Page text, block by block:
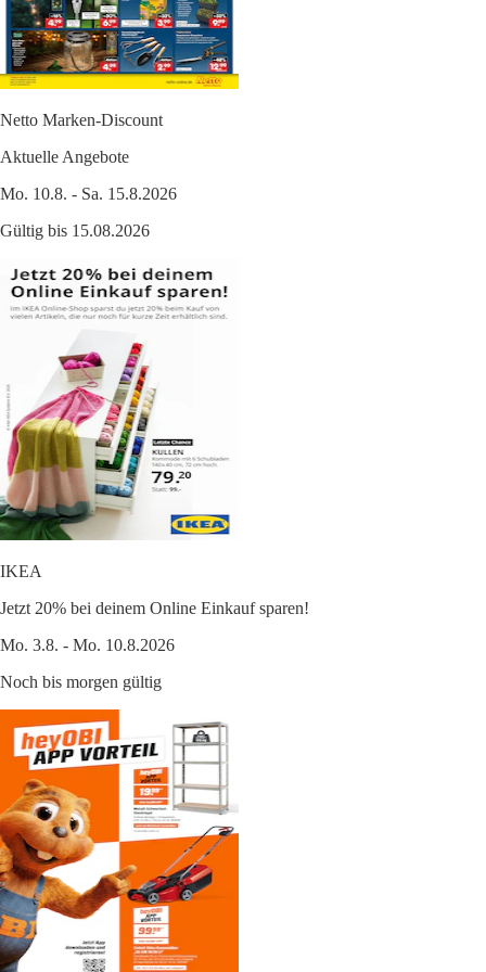
Netto Marken-Discount
Aktuelle Angebote
Mo. 10.8. - Sa. 15.8.2026
Gültig bis 15.08.2026
IKEA
Jetzt 20% bei deinem Online Einkauf sparen!
Mo. 3.8. - Mo. 10.8.2026
Noch bis morgen gültig